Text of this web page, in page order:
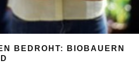
BEDROHT: BIOBAUERN